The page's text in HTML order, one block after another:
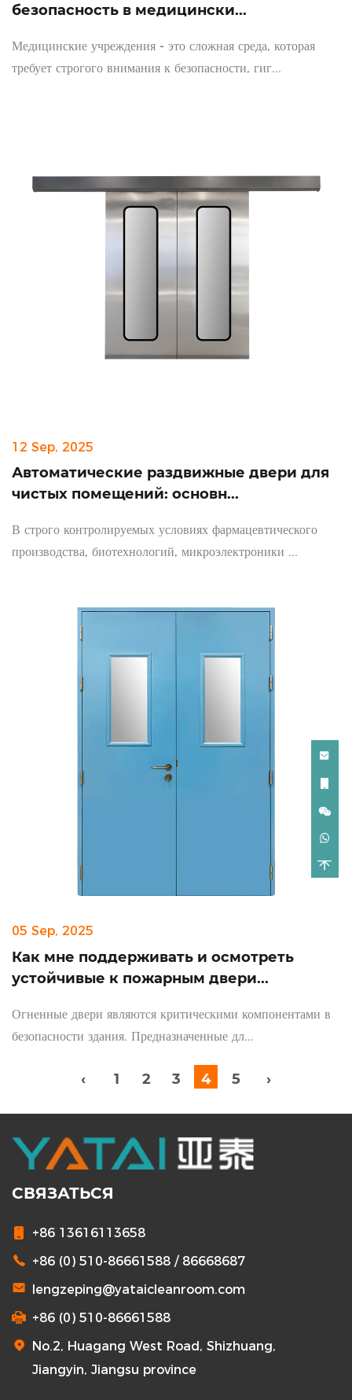
безопасность в медицински...
Медицинские учреждения - это сложная среда, которая
требует строгого внимания к безопасности, гиг...
12 Sep, 2025
Автоматические раздвижные двери для
чистых помещений: основн...
В строго контролируемых условиях фармацевтического
производства, биотехнологий, микроэлектроники ...
05 Sep, 2025
Как мне поддерживать и осмотреть
устойчивые к пожарным двери...
Огненные двери являются критическими компонентами в
безопасности здания. Предназначенные дл...
‹ 1 2 3 4 5 ›
СВЯЗАТЬСЯ
+86 13616113658
+86 (0) 510-86661588 / 86668687
lengzeping@yataicleanroom.com
+86 (0) 510-86661588
No.2, Huagang West Road, Shizhuang,
Jiangyin, Jiangsu province